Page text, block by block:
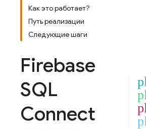
Как это работает?
Путь реализации
Следующие шаги
Firebase
SQL
Connect